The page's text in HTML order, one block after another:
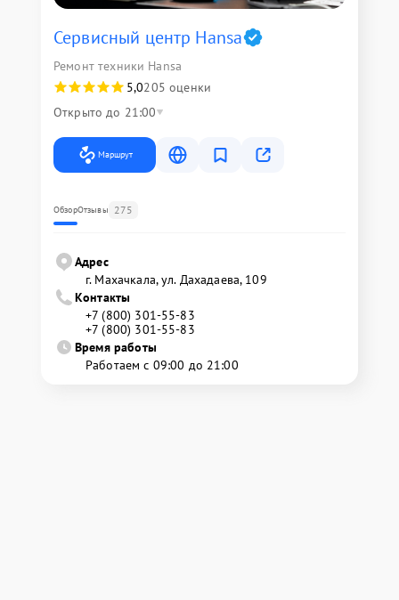
Сервисный центр Hansa
Ремонт техники Hansa
5,0205 оценки
Открыто до 21:00
Маршрут
ОбзорОтзывы 275
Адрес
г. Махачкала, ул. Дахадаева, 109
Контакты
+7 (800) 301-55-83
+7 (800) 301-55-83
Время работы
Работаем с 09:00 до 21:00